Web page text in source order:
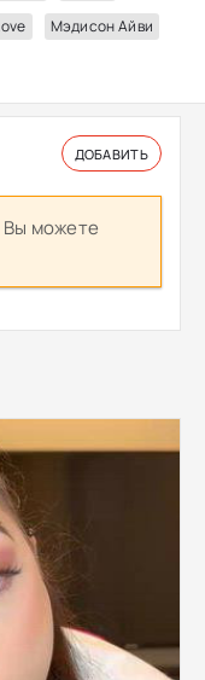
Мэдисон Айви
ДОБАВИТЬ
можете